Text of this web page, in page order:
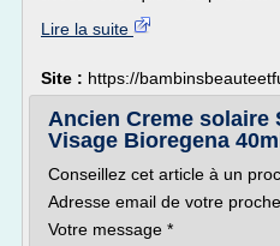
Lire la suite
Site : https://
Ancien Creme solaire
Visage Bioregena 40ml
Conseillez cet article à un
Adresse email de votre proche
Votre message *